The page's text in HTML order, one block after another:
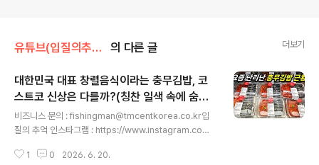
유튜브(입질의추억tv) 의 다른 글 더보기
대한민국 대표 창렬음식이라는 충무김밥, 코
스트코 신상은 다를까?(칭찬 일색 속에 숨겨
진 실체)
비즈니스 문의 : fishingman@tmcentkorea.co.kr입
질의 추억 인스타그램 : https://www.instagram.com/
com/slds2입질의 추억 티스토리 블로그 : https://slds
1 0 2026. 6. 20.